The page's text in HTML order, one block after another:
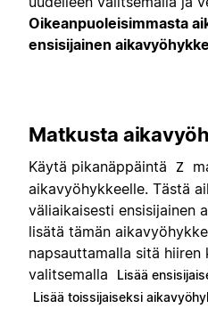
Oikeanpuoleisimmasta
ensisijainen
Matkusta
Käytä pikanäppäintä Z
aikavyöhykkeelle. Tästä
väliaikaisesti ensisijainen
lisätä tämän
napsauttamalla sitä hiiren
valitsemalla
Lisää
Lisää toissijaiseksi